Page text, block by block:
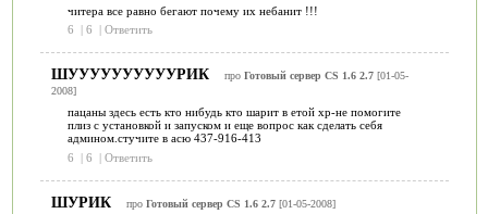
читера все равно бегают почему их небанит !!!
6
| 6 | Ответить
ШУУУУУУУУУУРИК про Готовый сервер CS 1.6 2.7[01-05-
2008]
пацаны здесь есть кто нибудь кто шарит в етой хр-не помогите
плиз с установкой и запуском и еще вопрос как сделать себя
админом.стучите в асю 437-916-413
6
| 6 | Ответить
ШУРИК про Готовый сервер CS 1.6 2.7[01-05-2008]